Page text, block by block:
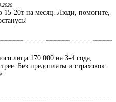
20т на месяц. Люди, помогите,
лица 170.000 на 3-4 года,
Без предоплаты и страховок.